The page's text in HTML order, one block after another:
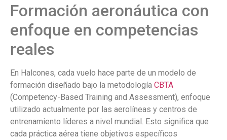
Formación aeronáutica con
enfoque en competencias
reales
En Halcones, cada vuelo hace parte de un modelo de
formación diseñado bajo la metodología CBTA
(Competency-Based Training and Assessment), enfoque
utilizado actualmente por las aerolíneas y centros de
entrenamiento líderes a nivel mundial. Esto significa que
cada práctica aérea tiene objetivos específicos